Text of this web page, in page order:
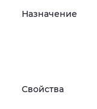
Назначение
Свойства